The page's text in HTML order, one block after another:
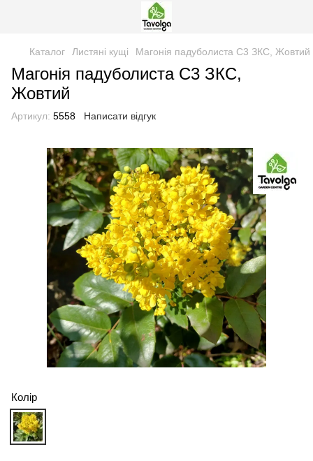
Каталог Листяні кущі Магонія падуболиста С3 ЗКС, Жовтий
Магонія падуболиста С3 ЗКС,
Жовтий
Артикул: 5558 Написати відгук
Колір